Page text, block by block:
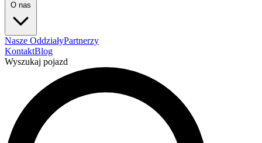
O nas
Nasze OddziałyPartnerzy
KontaktBlog
Wyszukaj pojazd